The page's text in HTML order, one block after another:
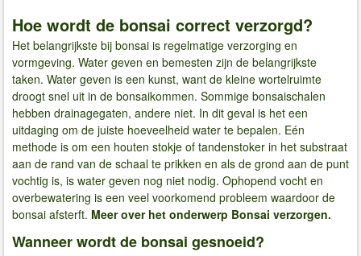
Hoe wordt de bonsai correct verzorgd?
Het belangrijkste bij bonsai is regelmatige verzorging en
vormgeving. Water geven en bemesten zijn de belangrijkste
taken. Water geven is een kunst, want de kleine wortelruimte
droogt snel uit in de bonsaikommen. Sommige bonsaischalen
hebben drainagegaten, andere niet. In dit geval is het een
uitdaging om de juiste hoeveelheid water te bepalen. Eén
methode is om een houten stokje of tandenstoker in het substraat
aan de rand van de schaal te prikken en als de grond aan de punt
vochtig is, is water geven nog niet nodig. Ophopend vocht en
overbewatering is een veel voorkomend probleem waardoor de
bonsai afsterft. Meer over het onderwerp Bonsai verzorgen.
Wanneer wordt de bonsai gesnoeid?